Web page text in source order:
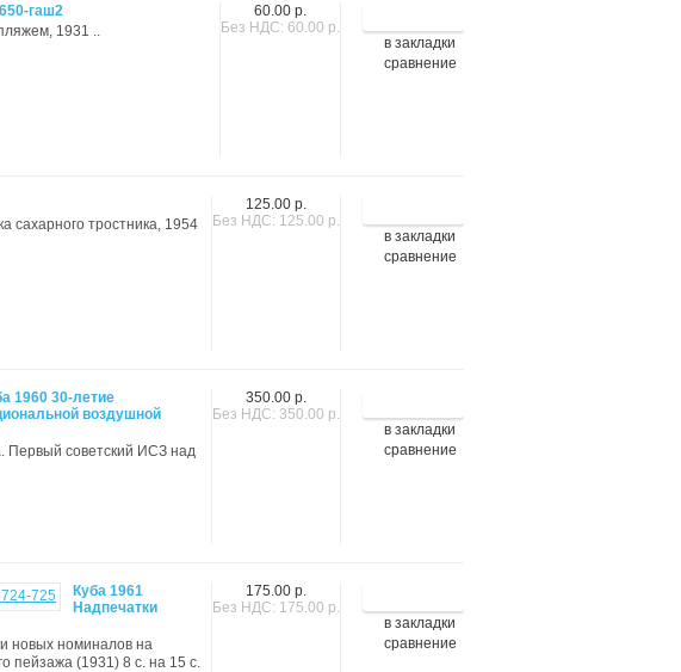
в закладки
сравнение
60.00 р.
Без НДС: 60.00 р.
гаш2
1931 ..
в закладки
сравнение
125.00 р.
Без НДС: 125.00 р.
сахарного тростника, 1954
в закладки
сравнение
350.00 р.
Без НДС: 350.00 р.
1960 30-летие
воздушной
Первый советский ИСЗ над
в закладки
сравнение
175.00 р.
Без НДС: 175.00 р.
Куба 1961
Надпечатки
новых номиналов на
пейзажа (1931) 8 с. на 15 с.